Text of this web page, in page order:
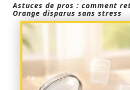
Astuces de pros : comment
Orange disparus sans stress